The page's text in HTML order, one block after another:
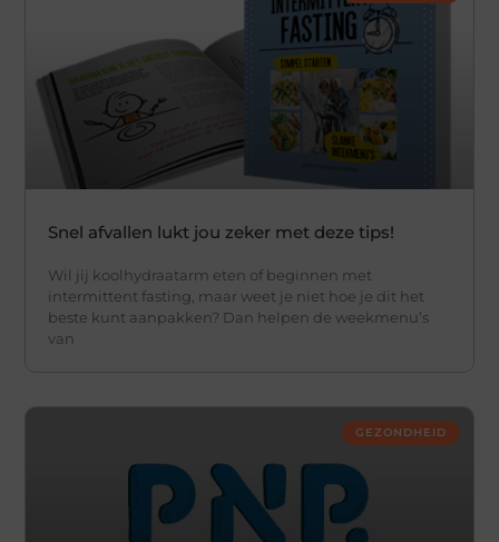
Snel afvallen lukt jou zeker met deze tips!
Wil jij koolhydraatarm eten of beginnen met
intermittent fasting, maar weet je niet hoe je dit het
beste kunt aanpakken? Dan helpen de weekmenu’s
van
GEZONDHEID